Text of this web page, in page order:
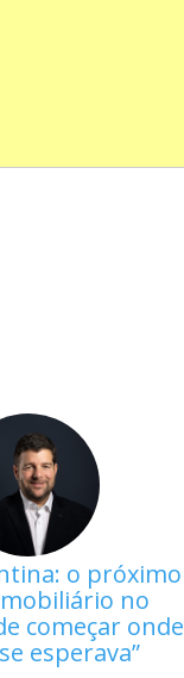
o próximo
no
começar onde
esperava